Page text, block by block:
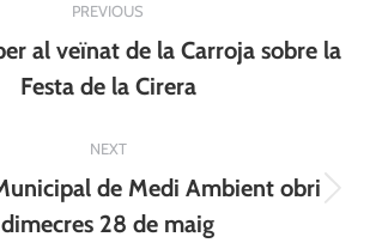
PREVIOUS
Previous
post:
al veïnat de la Carroja sobre la
Festa de la Cirera
NEXT
Next
post:
de Medi Ambient obri
dimecres 28 de maig